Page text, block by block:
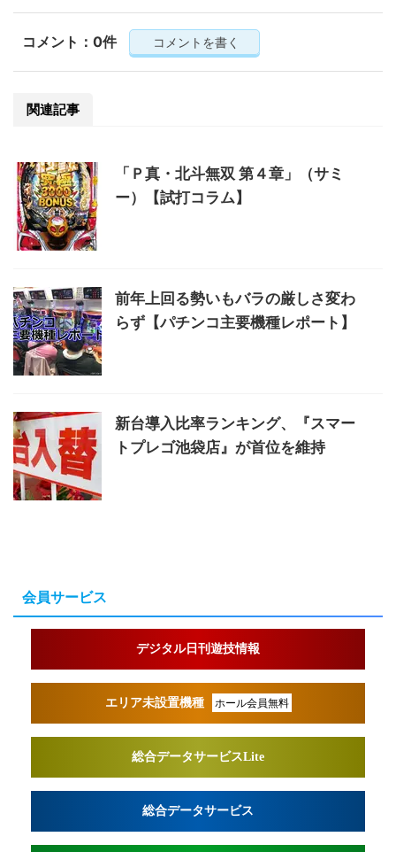
コメント：0件 コメントを書く
関連記事
「Ｐ真・北斗無双 第４章」（サミ
ー）【試打コラム】
前年上回る勢いもバラの厳しさ変わ
らず【パチンコ主要機種レポート】
新台導入比率ランキング、『スマー
トプレゴ池袋店』が首位を維持
会員サービス
デジタル日刊遊技情報
エリア未設置機種 ホール会員無料
総合データサービスLite
総合データサービス